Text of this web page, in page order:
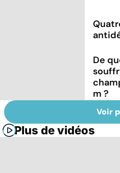
De
m ?
Voir
Plus de vidéos